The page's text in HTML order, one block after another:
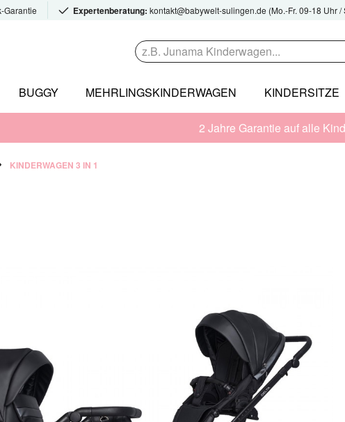
Garantie Expertenberatung: kontakt@babywelt-sulingen.de (Mo.-Fr. 09-18 Uhr
BUGGY MEHRLINGSKINDERWAGEN KINDERSITZE
2 Jahre Garantie auf alle
KINDERWAGEN 3 IN 1